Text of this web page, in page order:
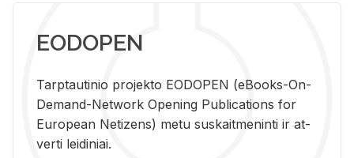
EODOPEN
Tarp­tau­ti­nio pro­jek­to EO­DO­PEN (eBo­oks-On-
De­mand-Ne­twork Ope­ning Pub­li­ca­tions for
Eu­ro­pe­an Ne­ti­zens) metu su­skait­me­nin­ti ir at­
ver­ti lei­di­niai.